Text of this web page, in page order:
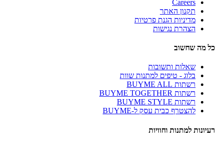
Careers
תקנון האתר
מדיניות הגנת פרטיות
הצהרת נגישות
כל מה שחשוב
שאלות ותשובות
בלוג - טיפים למתנות שוות
רשתות BUYME ALL
רשתות BUYME TOGETHER
רשתות BUYME STYLE
להצטרף כבית עסק ל-BUYME
רעיונות למתנות וחוויות